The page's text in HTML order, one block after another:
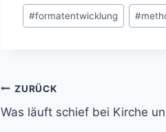
Schlagworte:
#formatentwicklung #
Beitragsnavigation
ZURÜCK
Was läuft schief bei Kirche